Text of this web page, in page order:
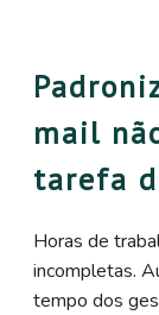
mail
tarefa
Horas de
incompletas.
tempo dos